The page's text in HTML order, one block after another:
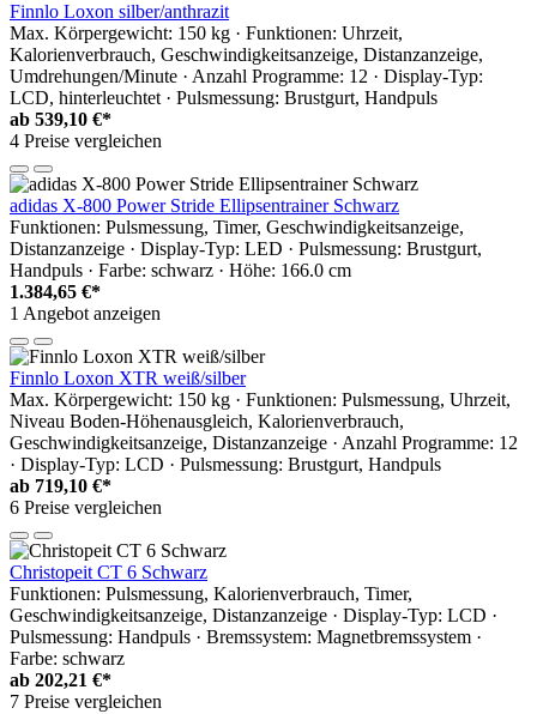
Finnlo Loxon silber/anthrazit
Max. Körpergewicht: 150 kg · Funktionen: Uhrzeit,
Kalorienverbrauch, Geschwindigkeitsanzeige, Distanzanzeige,
Umdrehungen/Minute · Anzahl Programme: 12 · Display-Typ:
LCD, hinterleuchtet · Pulsmessung: Brustgurt, Handpuls
ab 539,10 €*
4 Preise vergleichen
adidas X-800 Power Stride Ellipsentrainer Schwarz
Funktionen: Pulsmessung, Timer, Geschwindigkeitsanzeige,
Distanzanzeige · Display-Typ: LED · Pulsmessung: Brustgurt,
Handpuls · Farbe: schwarz · Höhe: 166.0 cm
1.384,65 €*
1 Angebot anzeigen
Finnlo Loxon XTR weiß/silber
Max. Körpergewicht: 150 kg · Funktionen: Pulsmessung, Uhrzeit,
Niveau Boden-Höhenausgleich, Kalorienverbrauch,
Geschwindigkeitsanzeige, Distanzanzeige · Anzahl Programme: 12
· Display-Typ: LCD · Pulsmessung: Brustgurt, Handpuls
ab 719,10 €*
6 Preise vergleichen
Christopeit CT 6 Schwarz
Funktionen: Pulsmessung, Kalorienverbrauch, Timer,
Geschwindigkeitsanzeige, Distanzanzeige · Display-Typ: LCD ·
Pulsmessung: Handpuls · Bremssystem: Magnetbremssystem ·
Farbe: schwarz
ab 202,21 €*
7 Preise vergleichen